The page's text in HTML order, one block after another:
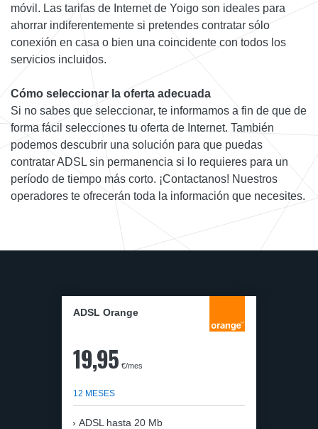
móvil. Las tarifas de Internet de Yoigo son ideales para
ahorrar indiferentemente si pretendes contratar sólo
conexión en casa o bien una coincidente con todos los
servicios incluidos.
Cómo seleccionar la oferta adecuada
Si no sabes que seleccionar, te informamos a fin de que de
forma fácil selecciones tu oferta de Internet. También
podemos descubrir una solución para que puedas
contratar ADSL sin permanencia si lo requieres para un
período de tiempo más corto. ¡Contactanos! Nuestros
operadores te ofrecerán toda la información que necesites.
ADSL Orange
19,95 €/mes
12 MESES
ADSL hasta 20 Mb